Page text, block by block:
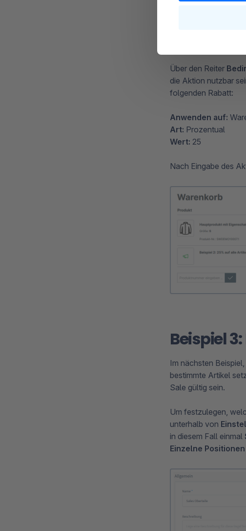
Über den Reiter
die Aktion nutzbar
folgenden Rabatt:
Anwenden auf:
Art: Prozentual
Wert: 25
Nach Eingabe des
Beispiel
Im nächsten
bestimmte Artikel
Sale gültig sein.
Um festzulegen,
unterhalb von
in diesem Fall einmal
Einzelne